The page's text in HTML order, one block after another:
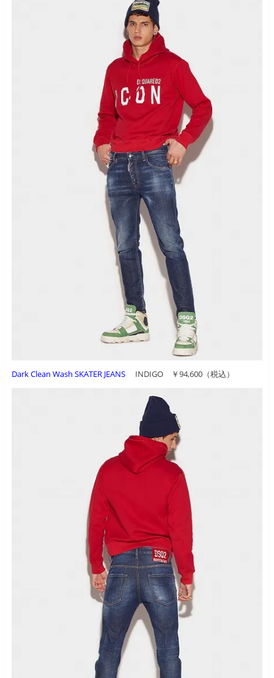
Dark Clean Wash SKATER JEANSINDIGO ￥94,600（税込）